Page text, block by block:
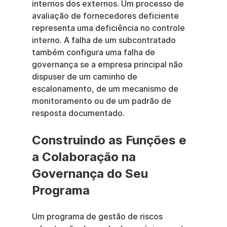
internos dos externos. Um processo de
avaliação de fornecedores deficiente
representa uma deficiência no controle
interno. A falha de um subcontratado
também configura uma falha de
governança se a empresa principal não
dispuser de um caminho de
escalonamento, de um mecanismo de
monitoramento ou de um padrão de
resposta documentado.
Construindo as Funções e
a Colaboração na
Governança do Seu
Programa
Um programa de gestão de riscos